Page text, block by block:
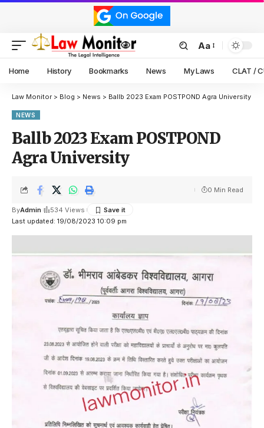
Aa
Home History Bookmarks News My Laws CLAT /
Law Monitor > Blog > News > Ballb 2023 Exam POSTPOND Agra University
NEWS
Ballb 2023 Exam POSTPOND
Agra University
Last updated: 19/08/2023 10:09 pm
ByAdmin 534 Views
0 Min Read